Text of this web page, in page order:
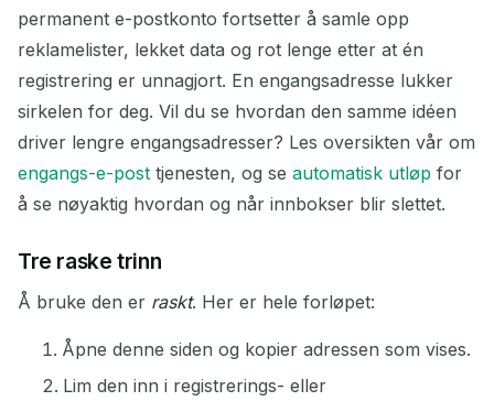
Oppdater
permanent e-postkonto fortsetter å samle opp
reklamelister, lekket data og rot lenge etter at én
registrering er unnagjort. En engangsadresse lukker
sirkelen for deg. Vil du se hvordan den samme idéen
driver lengre engangsadresser? Les oversikten vår om
engangs-e-post tjenesten, og se automatisk utløp for
å se nøyaktig hvordan og når innbokser blir slettet.
Tre raske trinn
Å bruke den er raskt. Her er hele forløpet:
Åpne denne siden og kopier adressen som vises.
Lim den inn i registrerings- eller